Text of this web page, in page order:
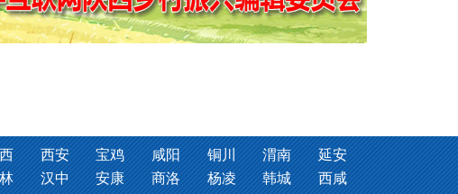
西安 宝鸡 咸阳 铜川 渭南
延安
汉中 安康 商洛 杨凌 韩城 西咸